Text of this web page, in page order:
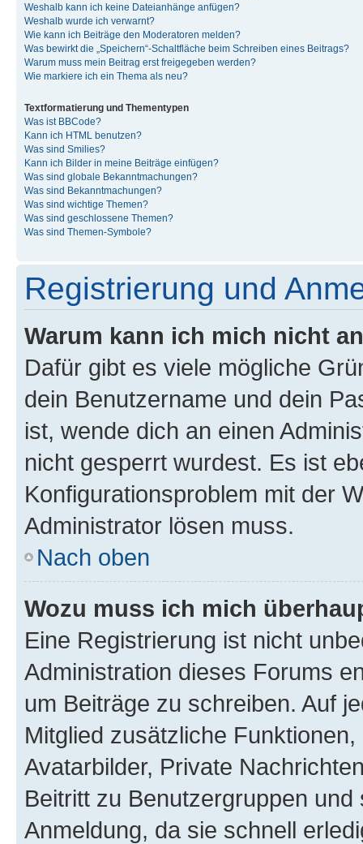
Weshalb kann ich keine Dateianhänge anfügen?
Weshalb wurde ich verwarnt?
Wie kann ich Beiträge den Moderatoren melden?
Was bewirkt die „Speichern“-Schaltfläche beim Schreiben eines Beitrags?
Warum muss mein Beitrag erst freigegeben werden?
Wie markiere ich ein Thema als neu?
Textformatierung und Thementypen
Was ist BBCode?
Kann ich HTML benutzen?
Was sind Smilies?
Kann ich Bilder in meine Beiträge einfügen?
Was sind globale Bekanntmachungen?
Was sind Bekanntmachungen?
Was sind wichtige Themen?
Was sind geschlossene Themen?
Was sind Themen-Symbole?
Registrierung und
Warum kann ich mich nicht
Dafür gibt es viele mögliche
dein Benutzername und dein
ist, wende dich an einen
nicht gesperrt wurdest. Es ist
Konfigurationsproblem mit der
Administrator lösen muss.
Nach oben
Wozu muss ich mich
Eine Registrierung ist nicht
Administration dieses Forums
um Beiträge zu schreiben. Auf
Mitglied zusätzliche
Avatarbilder, Private
Beitritt zu Benutzergruppen
Anmeldung, da sie schnell